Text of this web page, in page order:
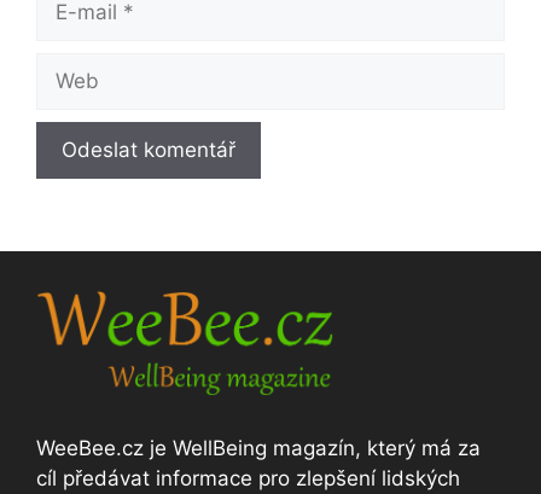
mail
WeeBee.cz je WellBeing magazín, který má za
cíl předávat informace pro zlepšení lidských